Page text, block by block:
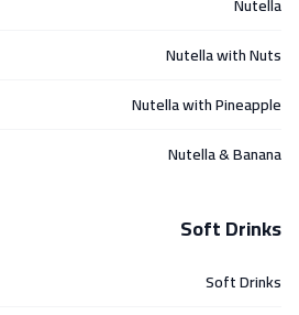
Nutella with Nuts
Nutella with Pineapple
Nutella & Banana
Soft Drinks
Soft Drinks